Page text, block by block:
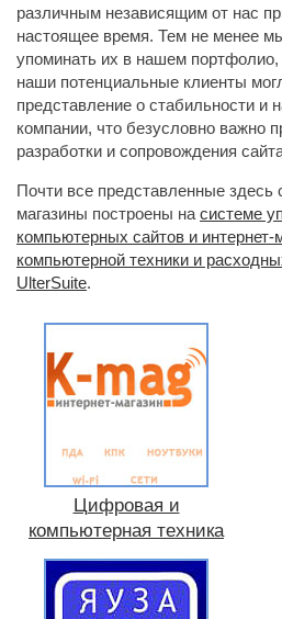
различным независящим от нас
настоящее время. Тем не менее
упоминать их в нашем
наши потенциальные клиенты
представление о стабильности и
компании, что безусловно важно
разработки и сопровождения
Почти все представленные здесь
магазины построены на системе
компьютерных сайтов и интернет-
компьютерной техники и
UlterSuite.
Цифровая и
компьютерная техника